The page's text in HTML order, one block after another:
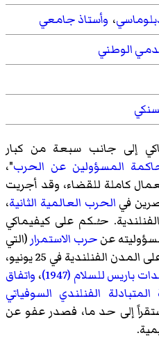
، وأستاذ جامعي
الوطني
كيفيماكي إلى جانب سبعة من كبار
المسؤولين عن الحرب"،
كاملة للقضاء، وقد أجريت
في الحرب العالمية الثانية،
حـُـكم على كيفيماكي
عنحرب الاستمرار(التي
على المدن الفنلندية في 25 يونيو،
باريس للسلام (1947) ، واتفاق
الفنلندي السوفياتي
مستقراً إلى حد ما، فصدر عفو عن